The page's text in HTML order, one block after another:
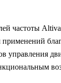
частоты
применений
управления